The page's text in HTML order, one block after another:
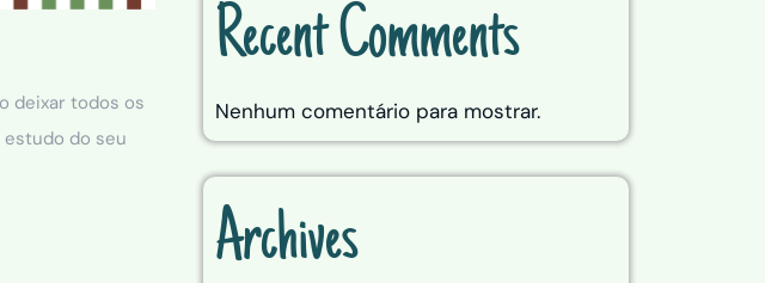
deixar todos os
do seu
Recent Comments
Nenhum comentário para mostrar.
Archives